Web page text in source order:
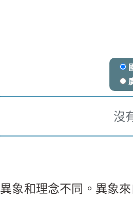
沒
異象和理念不同。異象